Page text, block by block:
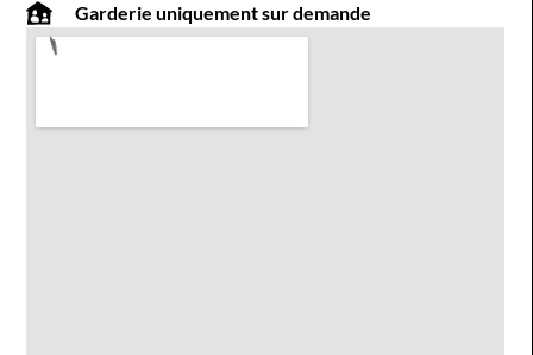
Garderie uniquement sur demande